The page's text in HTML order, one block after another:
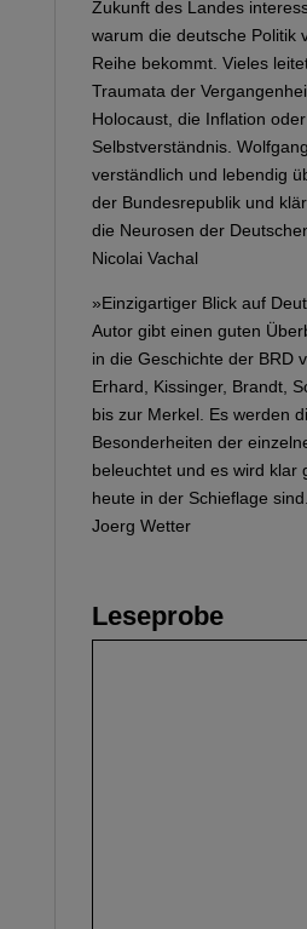
Zukunft des Landes
warum die deutsche Politik
Reihe bekommt. Vieles
Traumata der
Holocaust, die Inflation
Selbstverständnis.
verständlich und lebendig
der Bundesrepublik und
die Neurosen der
Nicolai Vachal
»Einzigartiger Blick auf
Autor gibt einen guten
in die Geschichte der BRD
Erhard, Kissinger, Brandt,
bis zur Merkel. Es werden
Besonderheiten der
beleuchtet und es wird klar
heute in der Schieflage
Joerg Wetter
Leseprobe